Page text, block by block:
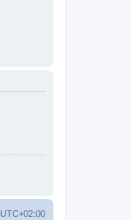
UTC+02:00